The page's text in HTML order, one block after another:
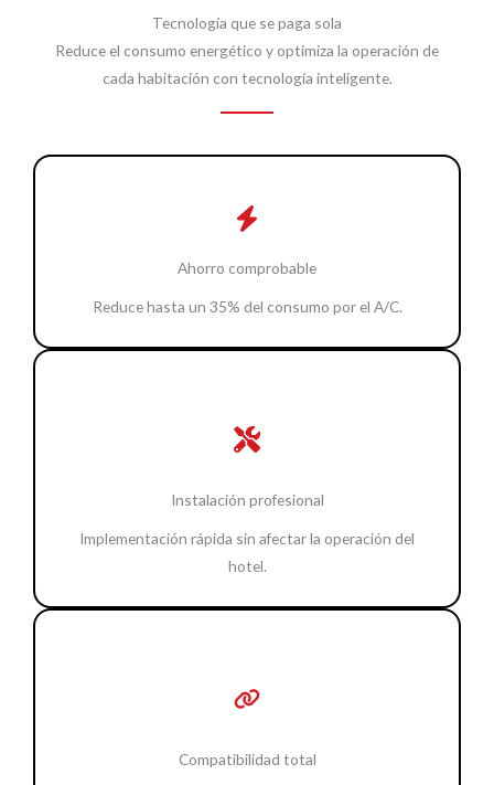
Tecnología que se paga sola
Reduce el consumo energético y optimiza la operación de
cada habitación con tecnología inteligente.
Ahorro comprobable
Reduce hasta un 35% del consumo por el A/C.
Instalación profesional
Implementación rápida sin afectar la operación del
hotel.
Compatibilidad total